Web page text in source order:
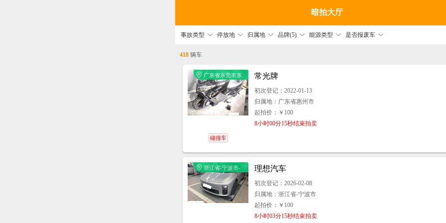
暗拍大厅
事故类型 停放地 归属地 品牌(5) 能源类型 是否报废车
418 辆车
广东省东莞市东
莞市
碰撞车
常光牌
初次登记：2022-01-13
归属地：广东省惠州市
起拍价：￥100
8小时00分15秒结束拍卖
浙江省-宁波市-
鄞州区-潘火街道
富强路645号理想
汽车宁波鄞州服
理想汽车
初次登记：2026-02-08
归属地：浙江省-宁波市
起拍价：￥100
8小时03分15秒结束拍卖